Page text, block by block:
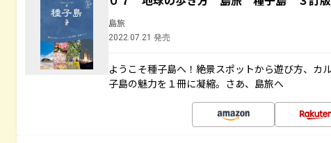
島旅
2022.07.21 発売
ようこそ種子島へ！絶景スポットから遊び方、カ
子島の魅力を１冊に凝縮。さあ、島旅へ